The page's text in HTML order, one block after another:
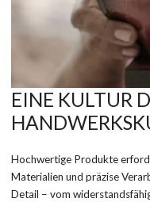
EINE KULTUR
Hochwertige Produkte
Materialien und präzise
Detail – vom